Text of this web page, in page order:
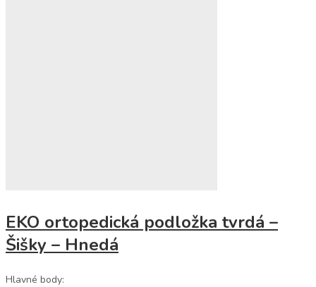
EKO ortopedická podložka tvrdá –
Šišky – Hnedá
Hlavné body: